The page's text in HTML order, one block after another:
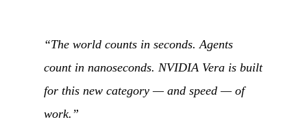
“The world counts in seconds. Agents
count in nanoseconds. NVIDIA Vera is built
for this new category — and speed — of
work.”